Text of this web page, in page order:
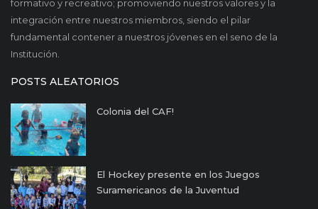
formativo y recreativo; promoviendo nuestros valores y la
integración entre nuestros miembros, siendo el pilar
fundamental contener a nuestros jóvenes en el seno de la
Institución.
POSTS ALEATORIOS
Colonia del CAF!
El Hockey presente en los Juegos
Suramericanos de la Juventud